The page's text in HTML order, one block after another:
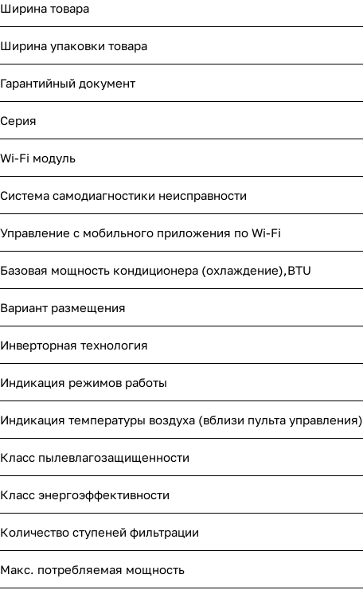
Ширина товара
Ширина упаковки товара
Гарантийный документ
Серия
Wi-Fi модуль
Система самодиагностики неисправности
Управление c мобильного приложения по Wi-Fi
Базовая мощность кондиционера (охлаждение),BTU
Вариант размещения
Инверторная технология
Индикация режимов работы
Индикация температуры воздуха (вблизи пульта управления)
Класс пылевлагозащищенности
Класс энергоэффективности
Количество ступеней фильтрации
Макс. потребляемая мощность